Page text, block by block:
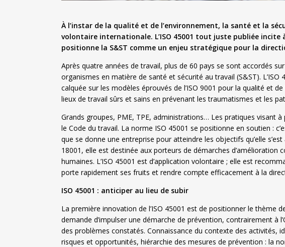
À l’instar de la qualité et de l’environnement, la santé et la
volontaire internationale. L’ISO 45001 tout juste publiée
positionne la S&ST comme un enjeu stratégique pour la
Après quatre années de travail, plus de 60 pays se sont accordés
organismes en matière de santé et sécurité au travail (S&ST).
calquée sur les modèles éprouvés de l’ISO 9001 pour la qualité et
lieux de travail sûrs et sains en prévenant les traumatismes et les
Grands groupes, PME, TPE, administrations… Les pratiques visant
le Code du travail. La norme ISO 45001 se positionne en soutien :
que se donne une entreprise pour atteindre les objectifs qu’elle
18001, elle est destinée aux porteurs de démarches d’amélioration
humaines. L’ISO 45001 est d’application volontaire ; elle est
porte rapidement ses fruits et rendre compte efficacement à la
ISO 45001 : anticiper au lieu de subir
La première innovation de l’ISO 45001 est de positionner le thème
demande d’impulser une démarche de prévention, contrairement à
des problèmes constatés. Connaissance du contexte des activités,
risques et opportunités, hiérarchie des mesures de prévention : la